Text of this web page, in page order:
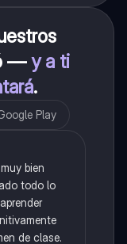
—y a ti
.
Play
bien
todo lo
de clase.